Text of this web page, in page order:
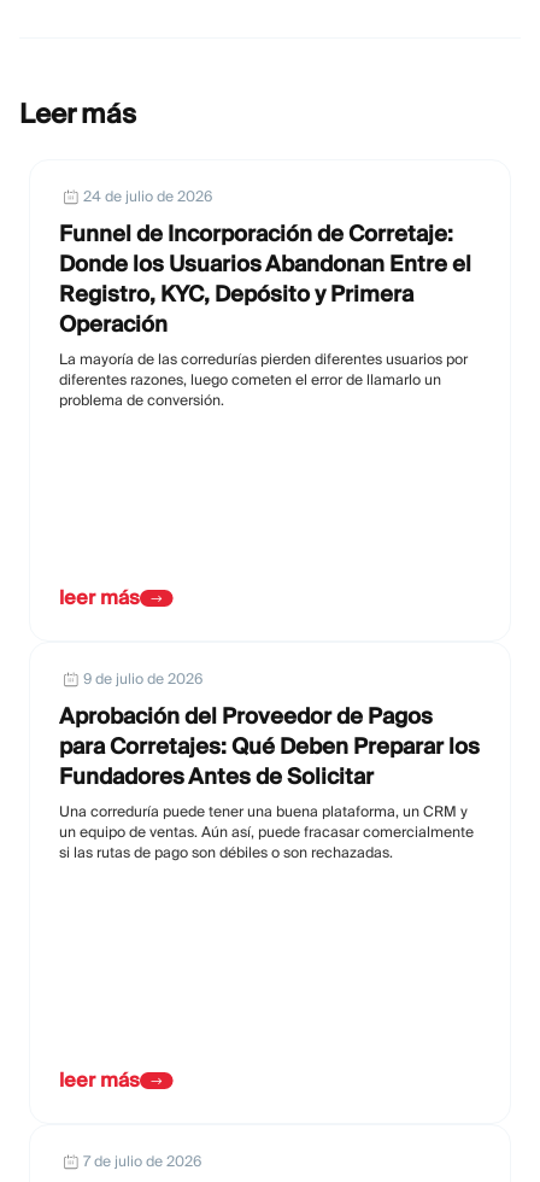
Leer más
24 de julio de 2026
Funnel de Incorporación de Corretaje:
Donde los Usuarios Abandonan Entre el
Registro, KYC, Depósito y Primera
Operación
La mayoría de las corredurías pierden diferentes usuarios por
diferentes razones, luego cometen el error de llamarlo un
problema de conversión.
leer más
9 de julio de 2026
Aprobación del Proveedor de Pagos
para Corretajes: Qué Deben Preparar los
Fundadores Antes de Solicitar
Una correduría puede tener una buena plataforma, un CRM y
un equipo de ventas. Aún así, puede fracasar comercialmente
si las rutas de pago son débiles o son rechazadas.
leer más
7 de julio de 2026